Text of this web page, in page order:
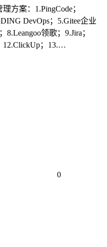
方案：1.PingCode；
DevOps；5.Gitee企业
8.Leangoo领歌；9.Jira；
12.ClickUp；13.…
0